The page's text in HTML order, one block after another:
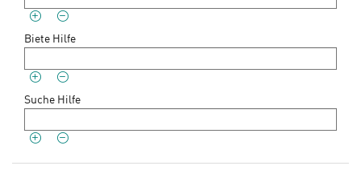
Biete Hilfe
Suche Hilfe